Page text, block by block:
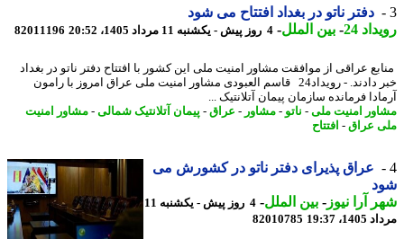
دفتر ناتو در بغداد افتتاح می شود
24
-بین الملل-4 روز پیش - یکشنبه 11 مرداد 1405، 20:52 82011196
عراقی از موافقت مشاور امنیت ملی این کشور با افتتاح دفتر ناتو در بغداد
خبر دادند. - رویداد24 قاسم العبودی مشاور امنیت ملی عراق امروز با رامون
فرمانده سازمان پیمان آتلانتیک ...
امنیت ملی -ناتو-مشاور-عراق- پیمان آتلانتیک شمالی-مشاور امنیت
عراق- افتتاح
عراق پذیرای دفتر ناتو در کشورش می
آرا نیوز-بین الملل-
4 روز پیش - یکشنبه 11
19:37
82010785